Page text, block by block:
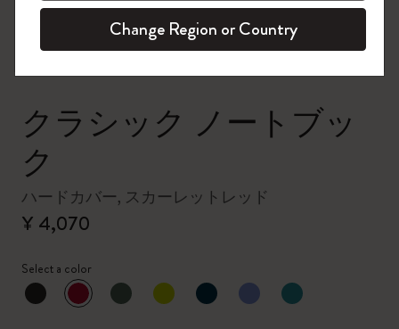
クラシック ノートブッ
ク
ハードカバー, スカーレットレッド
¥ 4,070
Select a color
選択済
*選択したカラー
今すぐ会員登録 !
Change Region or Country